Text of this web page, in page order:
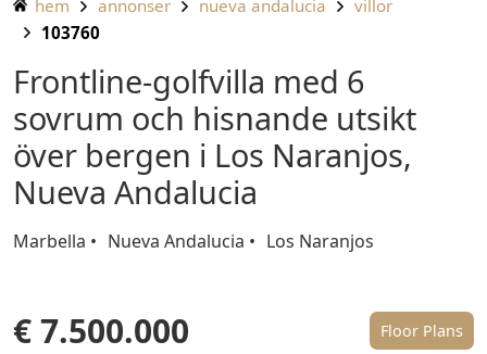
hem annonser nueva andalucia
villor
103760
Frontline-golfvilla med 6
sovrum och hisnande utsikt
över bergen i Los Naranjos,
Nueva Andalucia
Marbella Nueva Andalucia Los Naranjos
€ 7.500.000 Floor Plans